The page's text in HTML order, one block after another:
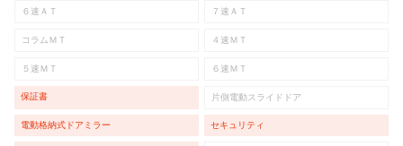
６速ＡＴ ７速ＡＴ
コラムＭＴ ４速ＭＴ
５速ＭＴ ６速ＭＴ
保証書 片側電動スライドドア
電動格納式ドアミラー セキュリティ